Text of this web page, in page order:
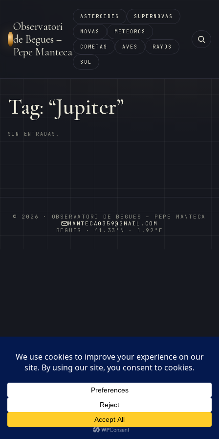
Observatori
de Begues –
Pepe Manteca
ASTEROIDES SUPERNOVAS
NOVAS METEOROS
COMETAS AVES RAYOS
SOL
Tag: “Jupiter”
SIN ENTRADAS.
© 2026 · OBSERVATORI DE BEGUES – PEPE MANTECA
MANTECA0359@GMAIL.COM
BEGUES · 41.33°N · 1.92°E